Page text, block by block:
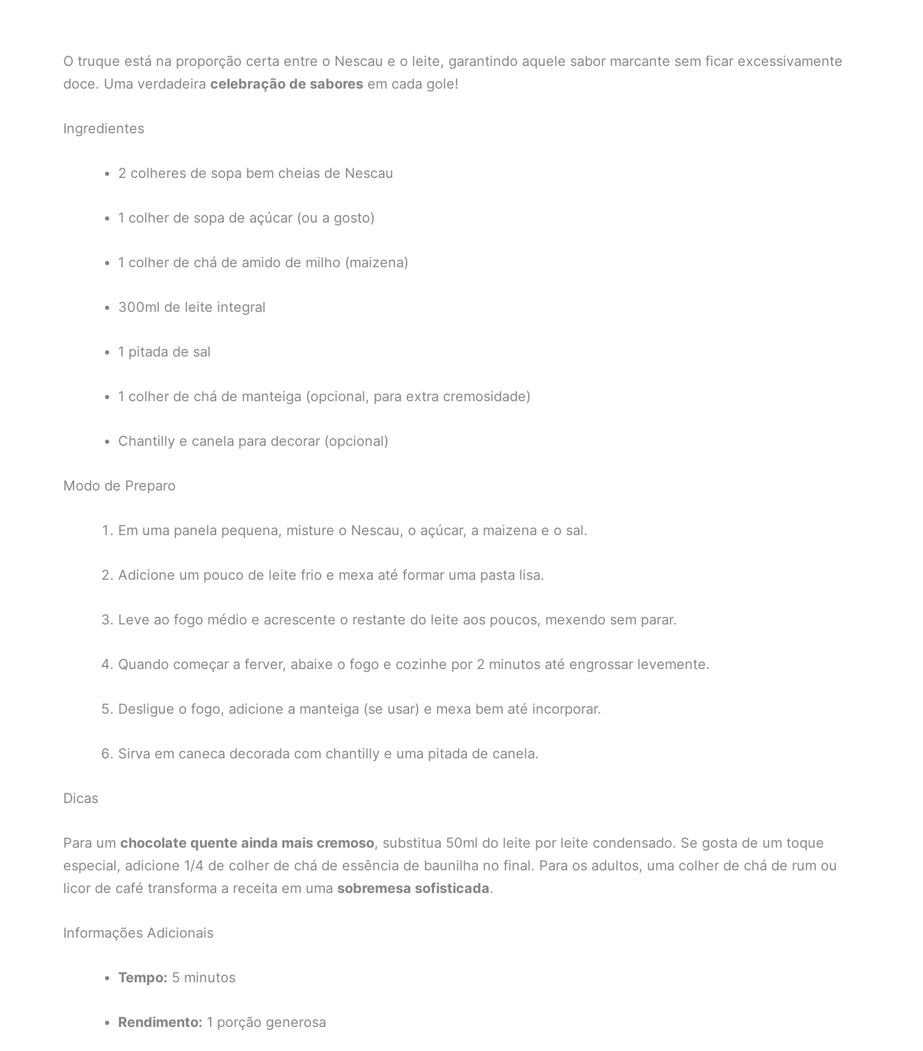
O truque está na proporção certa entre o Nescau e o leite, garantindo aquele sabor marcante sem ficar excessivamente
doce. Uma verdadeira celebração de sabores em cada gole!
Ingredientes
2 colheres de sopa bem cheias de Nescau
1 colher de sopa de açúcar (ou a gosto)
1 colher de chá de amido de milho (maizena)
300ml de leite integral
1 pitada de sal
1 colher de chá de manteiga (opcional, para extra cremosidade)
Chantilly e canela para decorar (opcional)
Modo de Preparo
Em uma panela pequena, misture o Nescau, o açúcar, a maizena e o sal.
Adicione um pouco de leite frio e mexa até formar uma pasta lisa.
Leve ao fogo médio e acrescente o restante do leite aos poucos, mexendo sem parar.
Quando começar a ferver, abaixe o fogo e cozinhe por 2 minutos até engrossar levemente.
Desligue o fogo, adicione a manteiga (se usar) e mexa bem até incorporar.
Sirva em caneca decorada com chantilly e uma pitada de canela.
Dicas
Para um chocolate quente ainda mais cremoso, substitua 50ml do leite por leite condensado. Se gosta de um toque
especial, adicione 1/4 de colher de chá de essência de baunilha no final. Para os adultos, uma colher de chá de rum ou
licor de café transforma a receita em uma sobremesa sofisticada.
Informações Adicionais
Tempo: 5 minutos
Rendimento: 1 porção generosa